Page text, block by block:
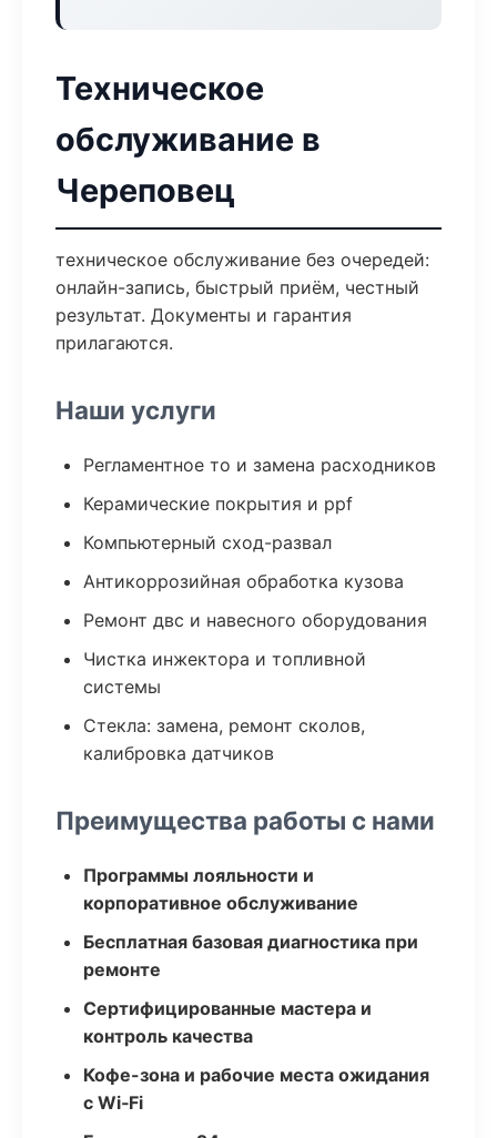
Техническое
обслуживание в
Череповец
техническое обслуживание без очередей:
онлайн-запись, быстрый приём, честный
результат. Документы и гарантия
прилагаются.
Наши услуги
Регламентное то и замена расходников
Керамические покрытия и ppf
Компьютерный сход-развал
Антикоррозийная обработка кузова
Ремонт двс и навесного оборудования
Чистка инжектора и топливной
системы
Стекла: замена, ремонт сколов,
калибровка датчиков
Преимущества работы с нами
Программы лояльности и
корпоративное обслуживание
Бесплатная базовая диагностика при
ремонте
Сертифицированные мастера и
контроль качества
Кофе-зона и рабочие места ожидания
с Wi‑Fi